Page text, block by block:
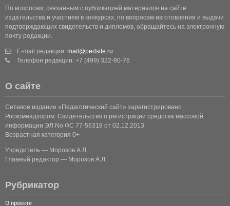
По вопросам, связанным с публикацией материалов на сайте
издательства и участием в конкурсах, по вопросам изготовления и выдачи
подтверждающих свидетельств и дипломов, обращайтесь на электронную
почту редакции.
E-mail редакции: mail@pedsite.ru
Телефон редакции: +7 (499) 322-90-76
О сайте
Сетевое издание «Педагогический сайт» зарегистрировано
Роскомнадзором. Свидетельство о регистрации средства массовой
информации ЭЛ No ФС 77-56318 от 02.12.2013.
Возрастная категория 0+
Учредитель — Морозов А.Л.
Главный редактор — Морозов А.Л.
Рубрикатор
О проекте